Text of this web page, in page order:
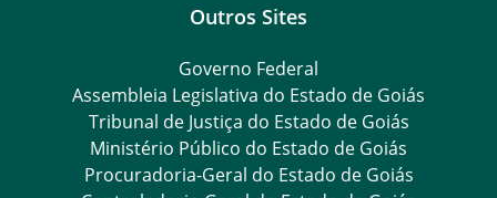
Outros Sites
Governo Federal
Assembleia Legislativa do Estado de Goiás
Tribunal de Justiça do Estado de Goiás
Ministério Público do Estado de Goiás
Procuradoria-Geral do Estado de Goiás